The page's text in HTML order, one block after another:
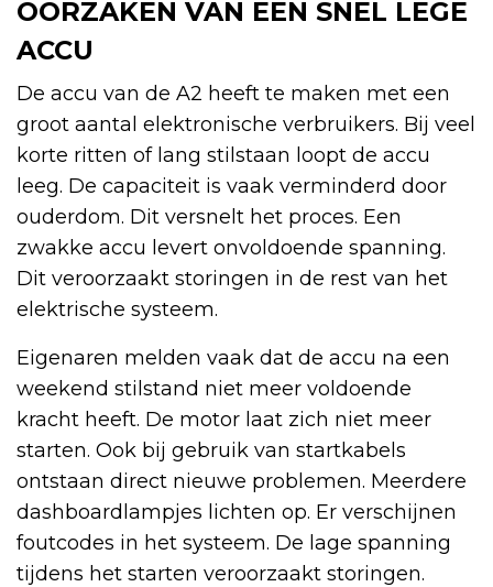
OORZAKEN VAN EEN SNEL LEGE
ACCU
De accu van de A2 heeft te maken met een
groot aantal elektronische verbruikers. Bij veel
korte ritten of lang stilstaan loopt de accu
leeg. De capaciteit is vaak verminderd door
ouderdom. Dit versnelt het proces. Een
zwakke accu levert onvoldoende spanning.
Dit veroorzaakt storingen in de rest van het
elektrische systeem.
Eigenaren melden vaak dat de accu na een
weekend stilstand niet meer voldoende
kracht heeft. De motor laat zich niet meer
starten. Ook bij gebruik van startkabels
ontstaan direct nieuwe problemen. Meerdere
dashboardlampjes lichten op. Er verschijnen
foutcodes in het systeem. De lage spanning
tijdens het starten veroorzaakt storingen.